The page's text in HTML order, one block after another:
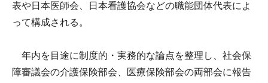
表や日本医師会、日本看護協会などの職能団体代表によ
って構成される。
年内を目途に制度的・実務的な論点を整理し、社会保
障審議会の介護保険部会、医療保険部会の両部会に報告